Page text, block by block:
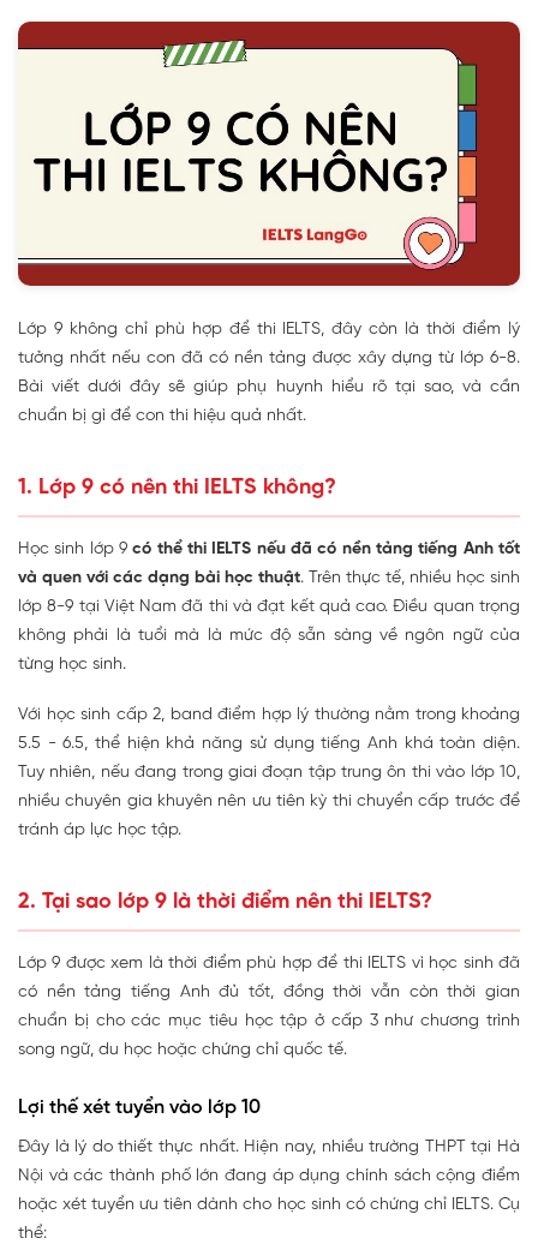
Lớp 9 không chỉ phù hợp để thi IELTS, đây còn là thời điểm lý
tưởng nhất nếu con đã có nền tảng được xây dựng từ lớp 6-8.
Bài viết dưới đây sẽ giúp phụ huynh hiểu rõ tại sao, và cần
chuẩn bị gì để con thi hiệu quả nhất.
1. Lớp 9 có nên thi IELTS không?
Học sinh lớp 9có thể thi IELTS nếu đã có nền tảng tiếng Anh tốt
và quen với các dạng bài học thuật. Trên thực tế, nhiều học sinh
lớp 8-9 tại Việt Nam đã thi và đạt kết quả cao. Điều quan trọng
không phải là tuổi mà là mức độ sẵn sàng về ngôn ngữ của
từng học sinh.
Với học sinh cấp 2, band điểm hợp lý thường nằm trong khoảng
5.5 - 6.5, thể hiện khả năng sử dụng tiếng Anh khá toàn diện.
Tuy nhiên, nếu đang trong giai đoạn tập trung ôn thi vào lớp 10,
nhiều chuyên gia khuyên nên ưu tiên kỳ thi chuyển cấp trước để
tránh áp lực học tập.
2. Tại sao lớp 9 là thời điểm nên thi IELTS?
Lớp 9 được xem là thời điểm phù hợp để thi IELTS vì học sinh đã
có nền tảng tiếng Anh đủ tốt, đồng thời vẫn còn thời gian
chuẩn bị cho các mục tiêu học tập ở cấp 3 như chương trình
song ngữ, du học hoặc chứng chỉ quốc tế.
Lợi thế xét tuyển vào lớp 10
Đây là lý do thiết thực nhất. Hiện nay, nhiều trường THPT tại Hà
Nội và các thành phố lớn đang áp dụng chính sách cộng điểm
hoặc xét tuyển ưu tiên dành cho học sinh có chứng chỉ IELTS. Cụ
thể: